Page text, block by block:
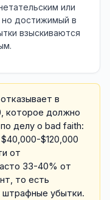
или
но достижимый в
взыскиваются
в
которое должно
делу о bad faith:
$120,000
от
33-40% от
то есть
убытки.